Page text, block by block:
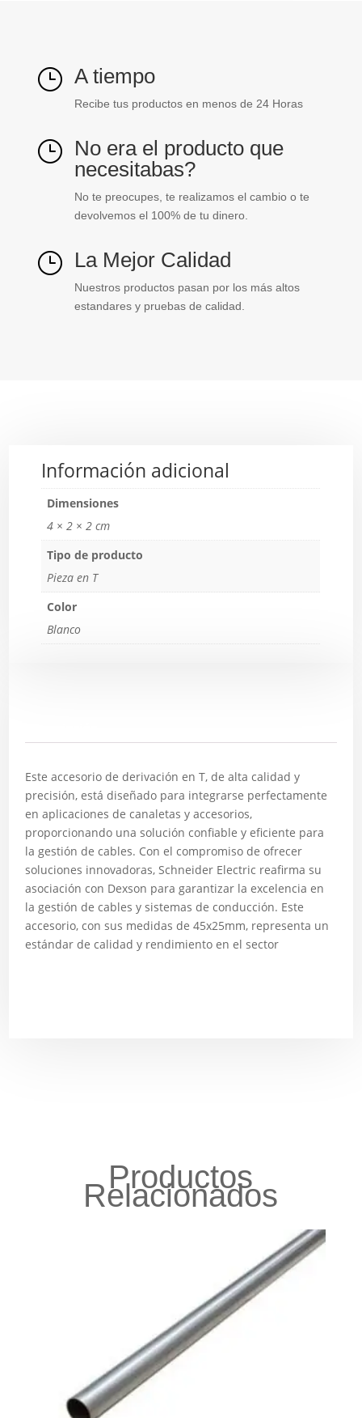
} A tiempo
Recibe tus productos en menos de 24 Horas
} No era el producto que
necesitabas?
No te preocupes, te realizamos el cambio o te
devolvemos el 100% de tu dinero.
} La Mejor Calidad
Nuestros productos pasan por los más altos
estandares y pruebas de calidad.
Información adicional
Dimensiones
4 × 2 × 2 cm
Tipo de producto
Pieza en T
Color
Blanco
Este accesorio de derivación en T, de alta calidad y
precisión, está diseñado para integrarse perfectamente
en aplicaciones de canaletas y accesorios,
proporcionando una solución confiable y eficiente para
la gestión de cables. Con el compromiso de ofrecer
soluciones innovadoras, Schneider Electric reafirma su
asociación con Dexson para garantizar la excelencia en
la gestión de cables y sistemas de conducción. Este
accesorio, con sus medidas de 45x25mm, representa un
estándar de calidad y rendimiento en el sector
Productos
Relacionados